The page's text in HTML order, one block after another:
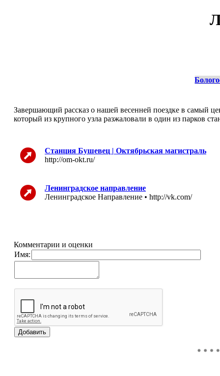
Завершающий рассказ о нашей весенней поездке в самый
который из крупного узла разжаловали в один из парков
Станция Бушевец | Октябрьская магистраль
http://om-okt.ru/
Ленинградское направление
Ленинградское Направление • http://vk.com/
Комментарии и оценки
Имя: